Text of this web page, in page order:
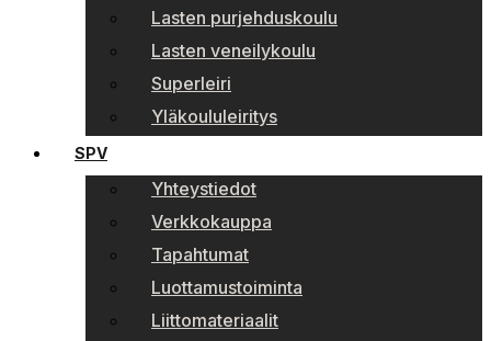
Lasten purjehduskoulu
Lasten veneilykoulu
Superleiri
Yläkoululeiritys
SPV
Yhteystiedot
Verkkokauppa
Tapahtumat
Luottamustoiminta
Liittomateriaalit